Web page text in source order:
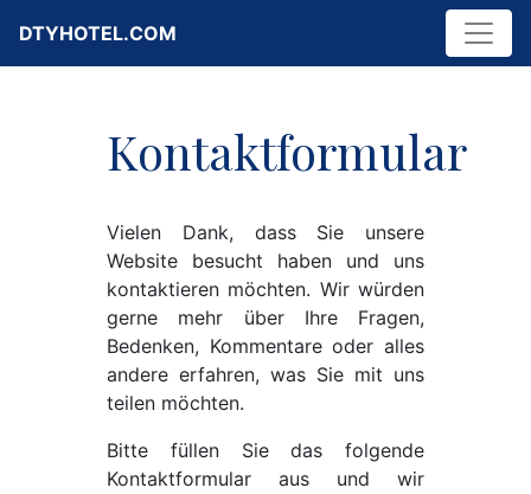
DTYHOTEL.COM
Kontaktformular
Vielen Dank, dass Sie unsere
Website besucht haben und uns
kontaktieren möchten. Wir würden
gerne mehr über Ihre Fragen,
Bedenken, Kommentare oder alles
andere erfahren, was Sie mit uns
teilen möchten.
Bitte füllen Sie das folgende
Kontaktformular aus und wir